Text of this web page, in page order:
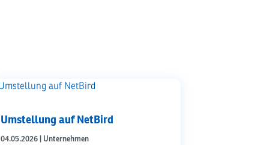
Umstellung auf NetBird
04.05.2026| Unternehmen